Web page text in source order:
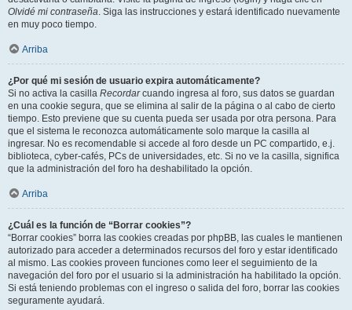
Olvidé mi contraseña. Siga las instrucciones y estará identificado nuevamente
en muy poco tiempo.
Arriba
¿Por qué mi sesión de usuario expira automáticamente?
Si no activa la casilla Recordarcuando ingresa al foro, sus datos se guardan
en una cookie segura, que se elimina al salir de la página o al cabo de cierto
tiempo. Esto previene que su cuenta pueda ser usada por otra persona. Para
que el sistema le reconozca automáticamente solo marque la casilla al
ingresar. No es recomendable si accede al foro desde un PC compartido, e.j.
biblioteca, cyber-cafés, PCs de universidades, etc. Si no ve la casilla, significa
que la administración del foro ha deshabilitado la opción.
Arriba
¿Cuál es la función de “Borrar cookies”?
“Borrar cookies” borra las cookies creadas por phpBB, las cuales le mantienen
autorizado para acceder a determinados recursos del foro y estar identificado
al mismo. Las cookies proveen funciones como leer el seguimiento de la
navegación del foro por el usuario si la administración ha habilitado la opción.
Si está teniendo problemas con el ingreso o salida del foro, borrar las cookies
seguramente ayudará.